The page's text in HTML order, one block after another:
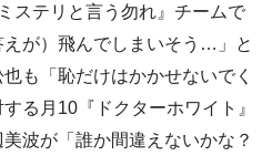
ステリと言う勿れ』チームで
が）飛んでしまいそう…」と
も「恥だけはかかせないでく
る月10『ドクターホワイト』
波が「誰か間違えないかな？